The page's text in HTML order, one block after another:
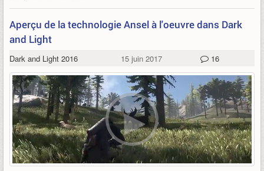
Aperçu de la technologie Ansel à l'oeuvre dans Dark
and Light
Dark and Light 2016 15 juin 2017 16